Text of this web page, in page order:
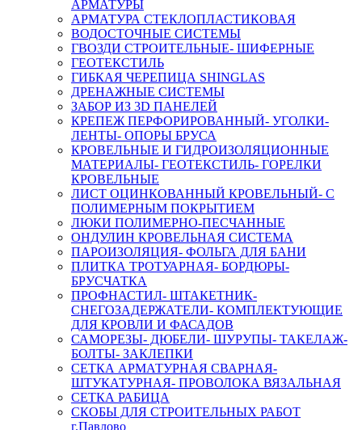
АРМАТУРЫ
АРМАТУРА СТЕКЛОПЛАСТИКОВАЯ
ВОДОСТОЧНЫЕ СИСТЕМЫ
ГВОЗДИ СТРОИТЕЛЬНЫЕ- ШИФЕРНЫЕ
ГЕОТЕКСТИЛЬ
ГИБКАЯ ЧЕРЕПИЦА SHINGLAS
ДРЕНАЖНЫЕ СИСТЕМЫ
ЗАБОР ИЗ 3D ПАНЕЛЕЙ
КРЕПЕЖ ПЕРФОРИРОВАННЫЙ- УГОЛКИ-
ЛЕНТЫ- ОПОРЫ БРУСА
КРОВЕЛЬНЫЕ И ГИДРОИЗОЛЯЦИОННЫЕ
МАТЕРИАЛЫ- ГЕОТЕКСТИЛЬ- ГОРЕЛКИ
КРОВЕЛЬНЫЕ
ЛИСТ ОЦИНКОВАННЫЙ КРОВЕЛЬНЫЙ- С
ПОЛИМЕРНЫМ ПОКРЫТИЕМ
ЛЮКИ ПОЛИМЕРНО-ПЕСЧАННЫЕ
ОНДУЛИН КРОВЕЛЬНАЯ СИСТЕМА
ПАРОИЗОЛЯЦИЯ- ФОЛЬГА ДЛЯ БАНИ
ПЛИТКА ТРОТУАРНАЯ- БОРДЮРЫ-
БРУСЧАТКА
ПРОФНАСТИЛ- ШТАКЕТНИК-
СНЕГОЗАДЕРЖАТЕЛИ- КОМПЛЕКТУЮЩИЕ
ДЛЯ КРОВЛИ И ФАСАДОВ
САМОРЕЗЫ- ДЮБЕЛИ- ШУРУПЫ- ТАКЕЛАЖ-
БОЛТЫ- ЗАКЛЕПКИ
СЕТКА АРМАТУРНАЯ СВАРНАЯ-
ШТУКАТУРНАЯ- ПРОВОЛОКА ВЯЗАЛЬНАЯ
СЕТКА РАБИЦА
СКОБЫ ДЛЯ СТРОИТЕЛЬНЫХ РАБОТ
г.Павлово